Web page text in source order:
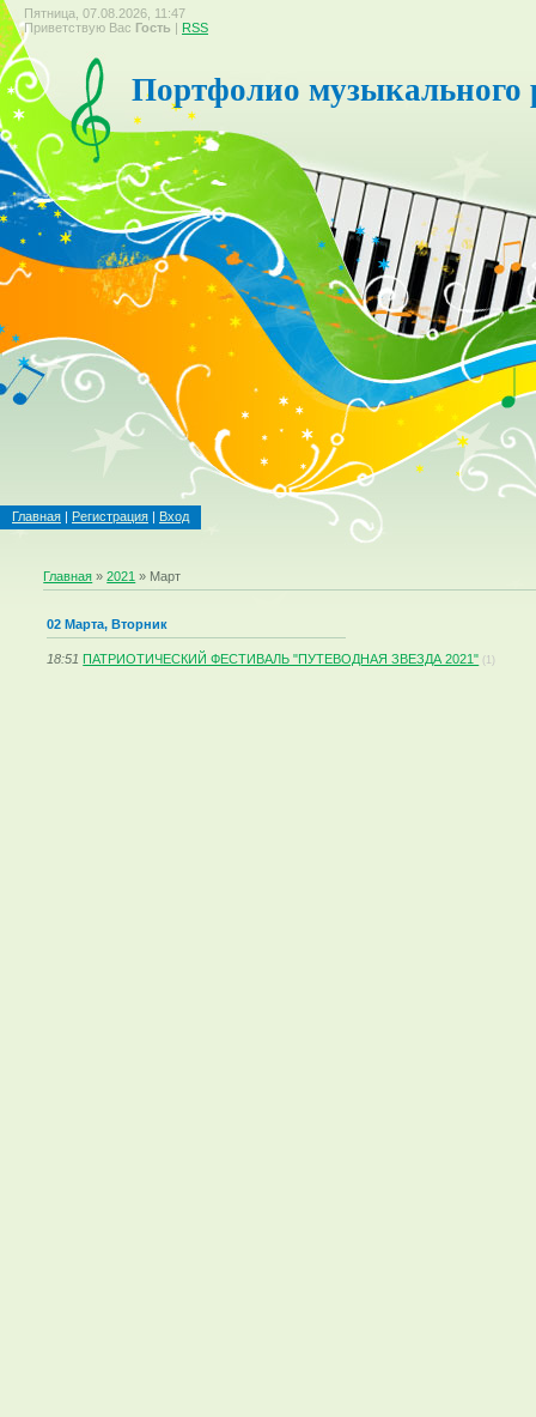
Пятница, 07.08.2026, 11:47
Приветствую Вас Гость | RSS
Портфолио музыкального
Главная | Регистрация | Вход
Главная »2021 » Март
02 Марта, Вторник
18:51 ПАТРИОТИЧЕСКИЙ ФЕСТИВАЛЬ "ПУТЕВОДНАЯ ЗВЕЗДА 2021" (1)